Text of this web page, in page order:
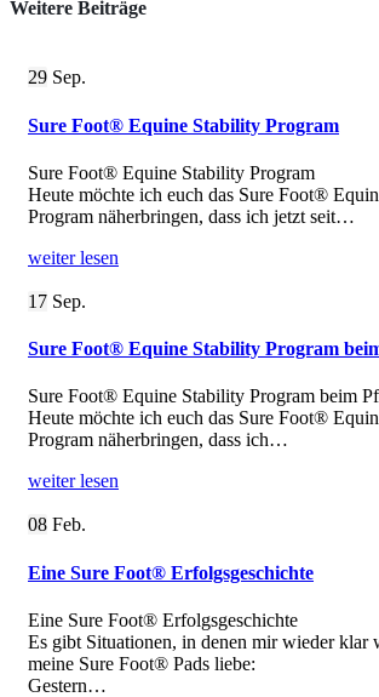
Weitere Beiträge
29 Sep.
Sure Foot® Equine Stability Program
Sure Foot® Equine Stability Program
Heute möchte ich euch das Sure Foot®
Program näherbringen, dass ich jetzt seit…
weiter lesen
17 Sep.
Sure Foot® Equine Stability Program
Sure Foot® Equine Stability Program beim
Heute möchte ich euch das Sure Foot®
Program näherbringen, dass ich…
weiter lesen
08 Feb.
Eine Sure Foot® Erfolgsgeschichte
Eine Sure Foot® Erfolgsgeschichte
Es gibt Situationen, in denen mir wieder klar
meine Sure Foot® Pads liebe:
Gestern…